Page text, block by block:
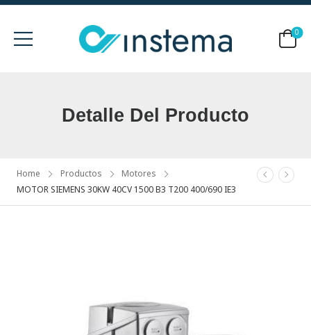
0
Detalle Del Producto
Home Productos
Motores
MOTOR SIEMENS 30KW 40CV 1500 B3 T200 400/690 IE3